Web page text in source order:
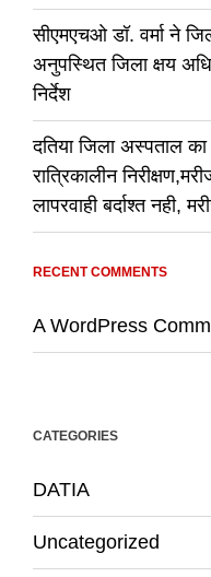
सीएमएचओ डॉ. वर्मा ने
अनुपस्थित जिला क्षय
निर्देश
दतिया जिला अस्पताल
रात्रिकालीन
लापरवाही बर्दाश्त नही,
RECENT COMMENTS
A WordPress
CATEGORIES
DATIA
Uncategorized